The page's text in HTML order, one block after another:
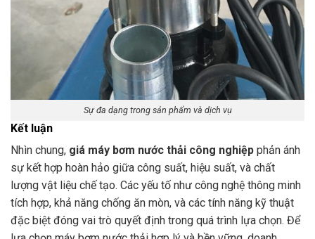
Sự đa dạng trong sản phẩm và dịch vụ
Kết luận
Nhìn chung, giá máy bơm nước thải công nghiệp phản ánh
sự kết hợp hoàn hảo giữa công suất, hiệu suất, và chất
lượng vật liệu chế tạo. Các yếu tố như công nghệ thông minh
tích hợp, khả năng chống ăn mòn, và các tính năng kỹ thuật
đặc biệt đóng vai trò quyết định trong quá trình lựa chọn. Để